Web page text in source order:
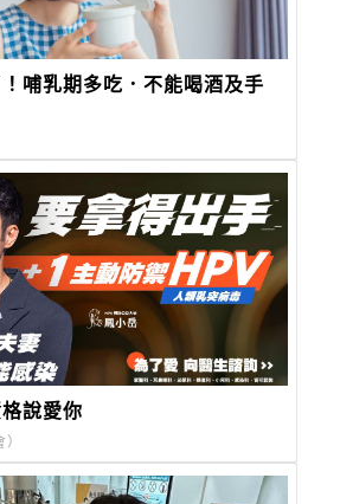
哺乳期多吃．不能喝酒及手
說愛你